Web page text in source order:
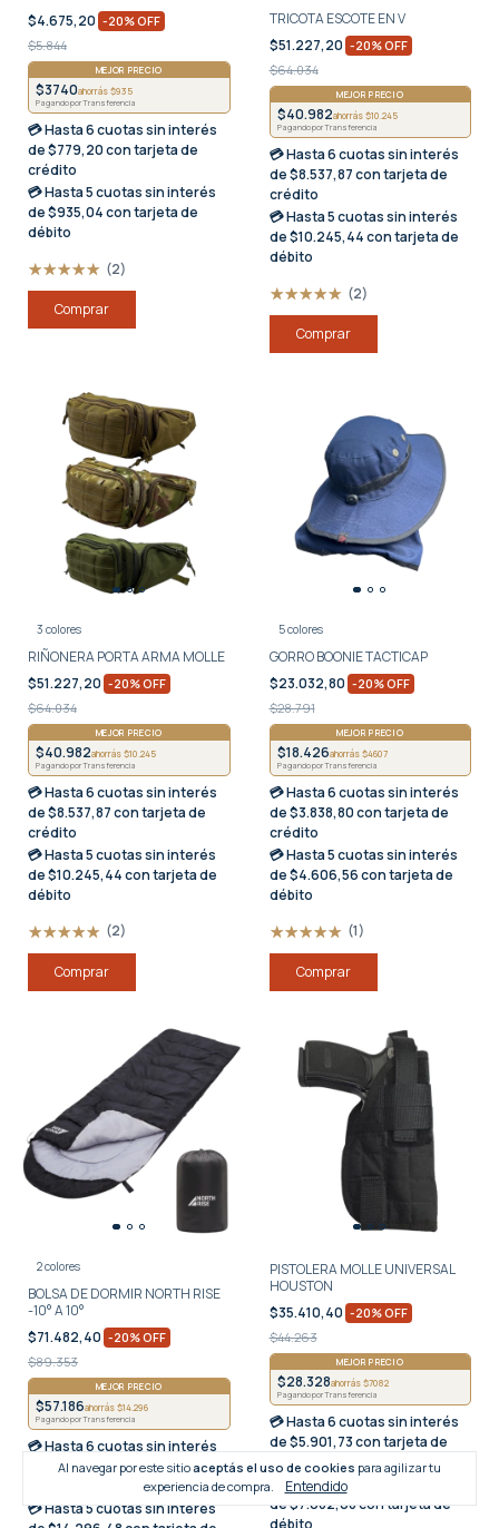
Al navegar por este sitioaceptás el uso de cookies para agilizar tu
experiencia de compra.
Entendido
$4.675,20 -20%OFF
$5.844
MEJOR PRECIO
$3740ahorrás $935
Pagando por Transferencia
💳 Hasta6 cuotas sin interés
de $779,20 con tarjeta de
crédito
💳 Hasta5 cuotas sin interés
de $935,04 con tarjeta de
débito
(2)
TRICOTA ESCOTE EN V
$51.227,20 -20%OFF
$64.034
MEJOR PRECIO
$40.982ahorrás $10.245
Pagando por Transferencia
💳 Hasta6 cuotas sin interés
de $8.537,87 con tarjeta de
crédito
💳 Hasta5 cuotas sin interés
de $10.245,44 con tarjeta de
débito
(2)
Comprar
3 colores
RIÑONERA PORTA ARMA MOLLE
$51.227,20 -20%OFF
$64.034
MEJOR PRECIO
$40.982ahorrás $10.245
Pagando por Transferencia
💳 Hasta6 cuotas sin interés
de $8.537,87 con tarjeta de
crédito
💳 Hasta5 cuotas sin interés
de $10.245,44 con tarjeta de
débito
(2)
Comprar
5 colores
GORRO BOONIE TACTICAP
$23.032,80 -20%OFF
$28.791
MEJOR PRECIO
$18.426ahorrás $4607
Pagando por Transferencia
💳 Hasta6 cuotas sin interés
de $3.838,80 con tarjeta de
crédito
💳 Hasta5 cuotas sin interés
de $4.606,56 con tarjeta de
débito
(1)
Comprar
2 colores
BOLSA DE DORMIR NORTH RISE
-10° A 10°
$71.482,40 -20%OFF
$89.353
MEJOR PRECIO
$57.186ahorrás $14.296
Pagando por Transferencia
💳 Hasta6 cuotas sin interés
de $11.913,73 con tarjeta de
💳 Hasta5 cuotas sin interés
PISTOLERA MOLLE UNIVERSAL
HOUSTON
$35.410,40 -20%OFF
$44.263
MEJOR PRECIO
$28.328ahorrás $7082
Pagando por Transferencia
💳 Hasta6 cuotas sin interés
de $5.901,73 con tarjeta de
crédito
💳 Hasta5 cuotas sin interés
de $7.082,08 con tarjeta de
débito